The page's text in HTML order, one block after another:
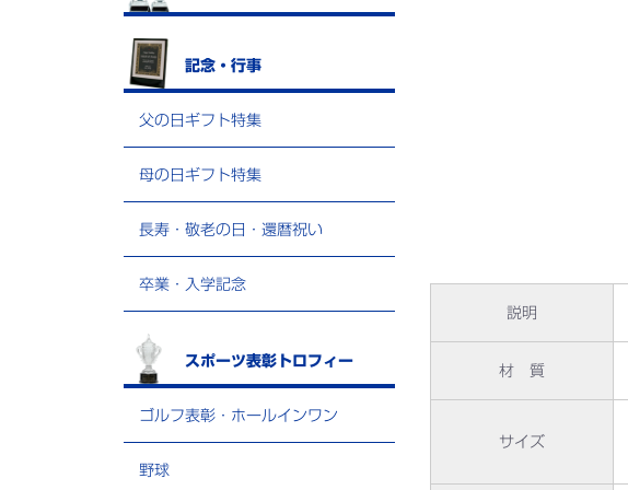
記念・行事
父の日ギフト特集
母の日ギフト特集
長寿・敬老の日・還暦祝い
卒業・入学記念
スポーツ表彰トロフィー
ゴルフ表彰・ホールインワン
野球
説明
材 質
サイズ